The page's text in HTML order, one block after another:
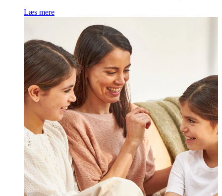
Læs mere